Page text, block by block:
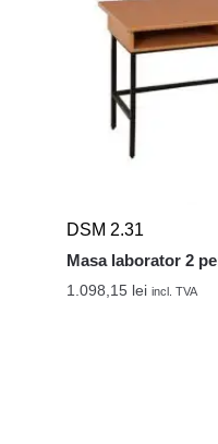
DSM 2.31
Masa laborator 2
1.098,15 lei incl. TVA